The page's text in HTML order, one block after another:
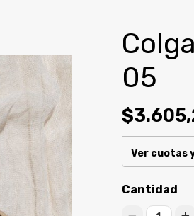
05
Ver cuotas
Cantidad